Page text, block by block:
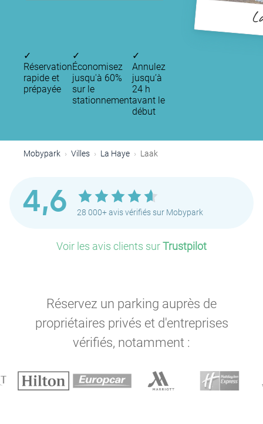
✓
Réservation
rapide et
prépayée
✓
Économisez
jusqu'à 60%
sur le
stationnement
✓
Annulez
jusqu’à
24 h
avant le
début
Mobypark Villes La Haye Laak
4,6 28 000+ avis vérifiés sur Mobypark
Voir les avis clients surTrustpilot
Réservez un parking auprès de
propriétaires privés et d'entreprises
vérifiés, notamment :